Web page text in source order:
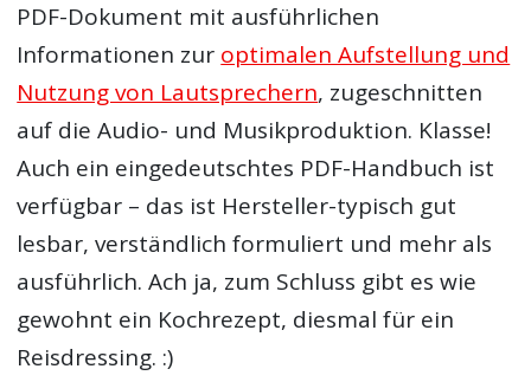
PDF-Dokument mit ausführlichen
Informationen zur optimalen Aufstellung und
Nutzung von Lautsprechern, zugeschnitten
auf die Audio- und Musikproduktion. Klasse!
Auch ein eingedeutschtes PDF-Handbuch ist
verfügbar – das ist Hersteller-typisch gut
lesbar, verständlich formuliert und mehr als
ausführlich. Ach ja, zum Schluss gibt es wie
gewohnt ein Kochrezept, diesmal für ein
Reisdressing. :)